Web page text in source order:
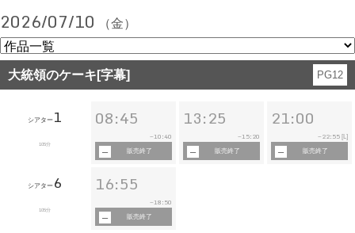
2026/07/10 （金）
大統領のケーキ[字幕] PG12
シアター 1
105分
08:45
~10:40
販売終了
13:25
~15:20
販売終了
21:00
~ 22:55 [L]
販売終了
シアター 6
105分
16:55
~18:50
販売終了